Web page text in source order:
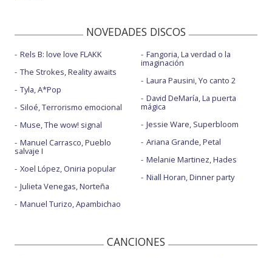
NOVEDADES DISCOS
Rels B: love love FLAKK
The Strokes, Reality awaits
Tyla, A*Pop
Siloé, Terrorismo emocional
Muse, The wow! signal
Manuel Carrasco, Pueblo
salvaje I
Xoel López, Oniria popular
Julieta Venegas, Norteña
Manuel Turizo, Apambichao
Fangoria, La verdad o la
imaginación
Laura Pausini, Yo canto 2
David DeMaría, La puerta
mágica
Jessie Ware, Superbloom
Ariana Grande, Petal
Melanie Martinez, Hades
Niall Horan, Dinner party
CANCIONES